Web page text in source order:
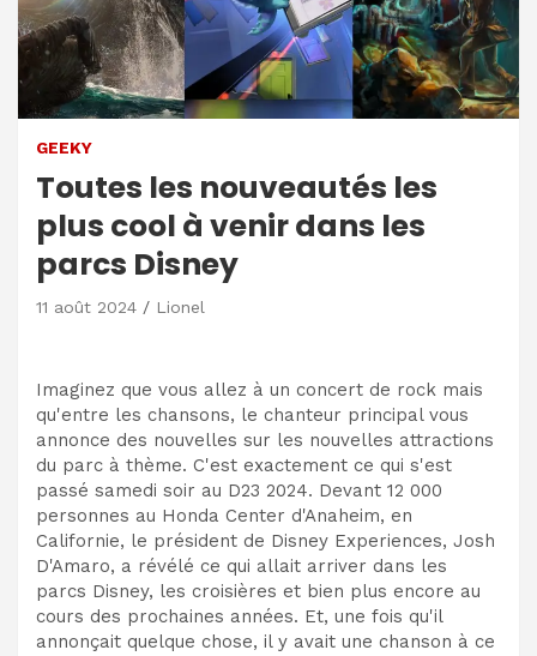
GEEKY
Toutes les nouveautés les
plus cool à venir dans les
parcs Disney
11 août 2024 Lionel
Imaginez que vous allez à un concert de rock mais
qu'entre les chansons, le chanteur principal vous
annonce des nouvelles sur les nouvelles attractions
du parc à thème. C'est exactement ce qui s'est
passé samedi soir au D23 2024. Devant 12 000
personnes au Honda Center d'Anaheim, en
Californie, le président de Disney Experiences, Josh
D'Amaro, a révélé ce qui allait arriver dans les
parcs Disney, les croisières et bien plus encore au
cours des prochaines années. Et, une fois qu'il
annonçait quelque chose, il y avait une chanson à ce